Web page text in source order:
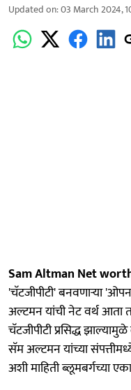
Updated on:03 March 2024,
Sam Altman Net
'चॅटजीपीटी' बनवणाऱ्या
अल्टमन यांची नेट वर्थ आता
चॅटजीपीटी प्रसिद्ध
सॅम अल्टमन यांच्या
अशी माहिती ब्लूमबर्गच्या